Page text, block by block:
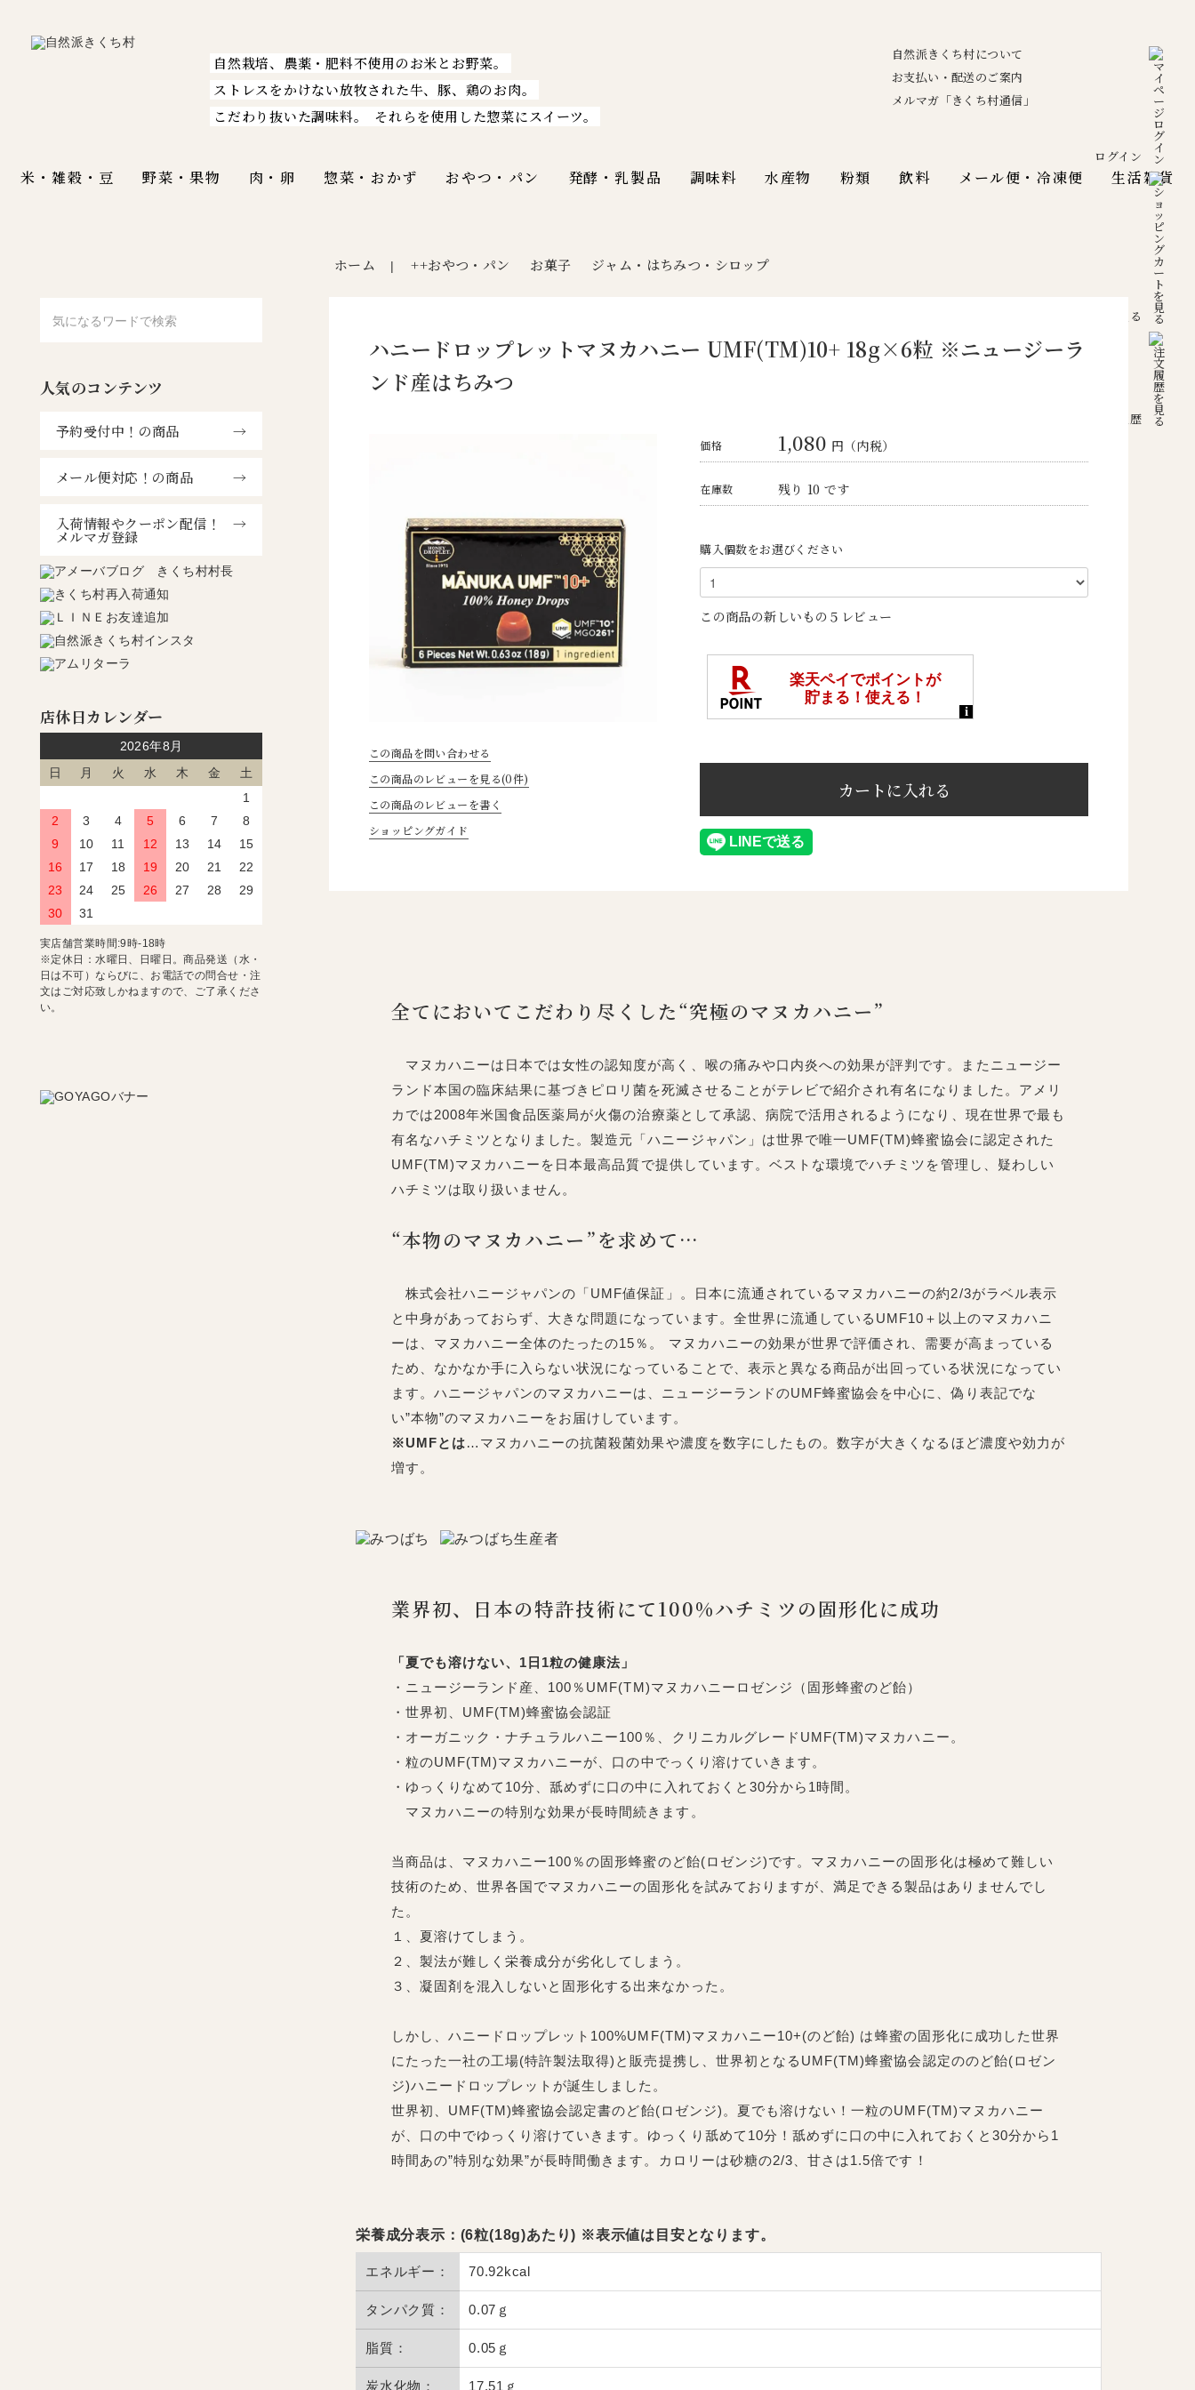
自然栽培、農薬・肥料不使用のお米とお野菜。
ストレスをかけない放牧された牛、豚、鶏のお肉。
こだわり抜いた調味料。
それらを使用した惣菜にスイーツ。
米・雑穀・豆 野菜・果物 肉・卵 惣菜・おかず おやつ・パン 発酵・乳製品 調味料 水産物 粉類 飲料 メール便・冷凍便 生活雑貨
自然派きくち村について
お支払い・配送のご案内
メルマガ「きくち村通信」
ログイン
カートを見る
注文履歴
ホーム | ++おやつ・パン お菓子 ジャム・はちみつ・シロップ
ハニードロップレットマヌカハニー UMF(TM)10+ 18g×6粒 ※ニュージーラ
ンド産はちみつ
この商品を問い合わせる
この商品のレビューを見る(0件)
この商品のレビューを書く
ショッピングガイド
価格 1,080 円（内税）
在庫数 残り 10 です
購入個数をお選びください
この商品の新しいもの５レビュー
全てにおいてこだわり尽くした“究極のマヌカハニー”
マヌカハニーは日本では女性の認知度が高く、喉の痛みや口内炎への効果が評判です。またニュージー
ランド本国の臨床結果に基づきピロリ菌を死滅させることがテレビで紹介され有名になりました。アメリ
カでは2008年米国食品医薬局が火傷の治療薬として承認、病院で活用されるようになり、現在世界で最も
有名なハチミツとなりました。製造元「ハニージャパン」は世界で唯一UMF(TM)蜂蜜協会に認定された
UMF(TM)マヌカハニーを日本最高品質で提供しています。ベストな環境でハチミツを管理し、疑わしい
ハチミツは取り扱いません。
“本物のマヌカハニー”を求めて…
株式会社ハニージャパンの「UMF値保証」。日本に流通されているマヌカハニーの約2/3がラベル表示
と中身があっておらず、大きな問題になっています。全世界に流通しているUMF10＋以上のマヌカハニ
ーは、マヌカハニー全体のたったの15％。 マヌカハニーの効果が世界で評価され、需要が高まっている
ため、なかなか手に入らない状況になっていることで、表示と異なる商品が出回っている状況になってい
ます。ハニージャパンのマヌカハニーは、ニュージーランドのUMF蜂蜜協会を中心に、偽り表記でな
い”本物”のマヌカハニーをお届けしています。
※UMFとは…マヌカハニーの抗菌殺菌効果や濃度を数字にしたもの。数字が大きくなるほど濃度や効力が
増す。
業界初、日本の特許技術にて100%ハチミツの固形化に成功
「夏でも溶けない、1日1粒の健康法」
・ニュージーランド産、100％UMF(TM)マヌカハニーロゼンジ（固形蜂蜜のど飴）
・世界初、UMF(TM)蜂蜜協会認証
・オーガニック・ナチュラルハニー100％、クリニカルグレードUMF(TM)マヌカハニー。
・粒のUMF(TM)マヌカハニーが、口の中でっくり溶けていきます。
・ゆっくりなめて10分、舐めずに口の中に入れておくと30分から1時間。
マヌカハニーの特別な効果が長時間続きます。
当商品は、マヌカハニー100％の固形蜂蜜のど飴(ロゼンジ)です。マヌカハニーの固形化は極めて難しい
技術のため、世界各国でマヌカハニーの固形化を試みておりますが、満足できる製品はありませんでし
た。
１、夏溶けてしまう。
２、製法が難しく栄養成分が劣化してしまう。
３、凝固剤を混入しないと固形化する出来なかった。
しかし、ハニードロップレット100%UMF(TM)マヌカハニー10+(のど飴) は蜂蜜の固形化に成功した世界
にたった一社の工場(特許製法取得)と販売提携し、世界初となるUMF(TM)蜂蜜協会認定ののど飴(ロゼン
ジ)ハニードロップレットが誕生しました。
世界初、UMF(TM)蜂蜜協会認定書のど飴(ロゼンジ)。夏でも溶けない！一粒のUMF(TM)マヌカハニー
が、口の中でゆっくり溶けていきます。ゆっくり舐めて10分！舐めずに口の中に入れておくと30分から1
時間あの”特別な効果”が長時間働きます。カロリーは砂糖の2/3、甘さは1.5倍です！
栄養成分表示：(6粒(18g)あたり) ※表示値は目安となります。
エネルギー： 70.92kcal
タンパク質： 0.07ｇ
脂質： 0.05ｇ
炭水化物： 17.51ｇ
人気のコンテンツ
予約受付中！の商品
メール便対応！の商品
入荷情報やクーポン配信！
メルマガ登録
店休日カレンダー
2026年8月
日
月 火 水 木 金
土
1
2
3 4 5 6 7
8
9
10 11 12 13 14
15
16
17 18 19 20 21
22
23
24 25 26 27 28
29
30
31
実店舗営業時間:9時-18時
※定休日：水曜日、日曜日。商品発送（水・
日は不可）ならびに、お電話での問合せ・注
文はご対応致しかねますので、ご了承くださ
い。